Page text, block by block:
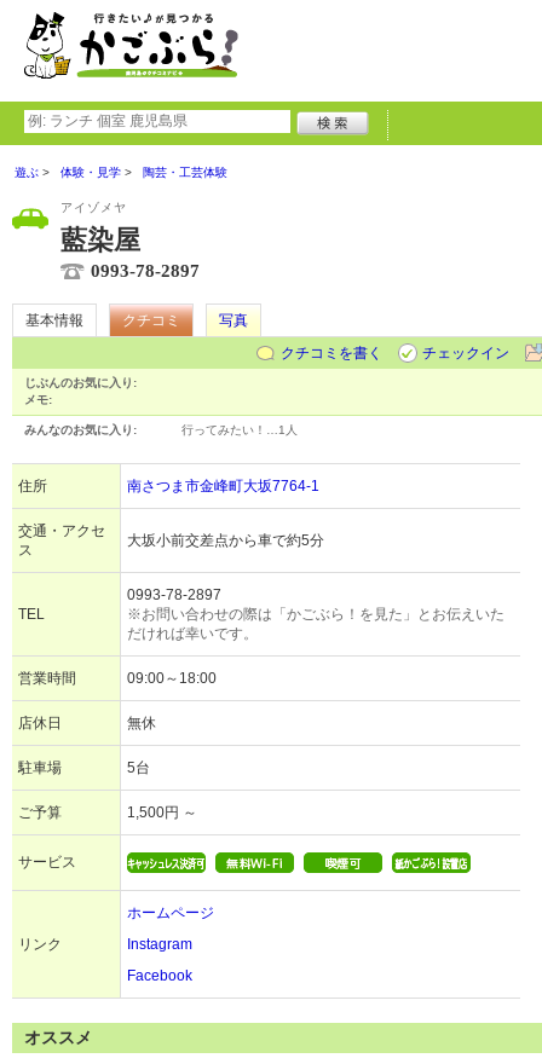
遊ぶ 体験・見学 陶芸・工芸体験
アイゾメヤ
藍染屋
0993-78-2897
基本情報 クチコミ
写真
クチコミを書く
チェックイン
じぶんのお気に入り:
メモ:
みんなのお気に入り: 行ってみたい！… 1人
住所 南さつま市金峰町大坂7764‐1
交通・アクセ
ス
大坂小前交差点から車で約5分
TEL
0993-78-2897
※お問い合わせの際は「かごぶら！を見た」とお伝えいた
だければ幸いです。
営業時間 09:00～18:00
店休日 無休
駐車場 5台
ご予算 1,500円 ～
サービス
リンク
ホームページ
Instagram
Facebook
オススメ